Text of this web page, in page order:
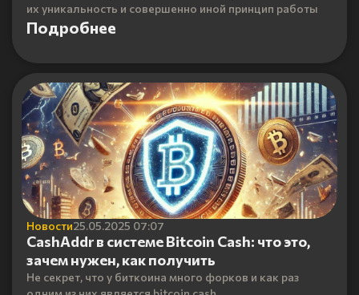
их уникальность и совершенно иной принцип работы
Подробнее
Новости25.05.2025 07:07
CashAddr в системе Bitcoin Cash: что это,
зачем нужен, как получить
Не секрет, что у биткоина много форков и как раз